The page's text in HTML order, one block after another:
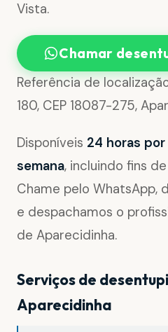
Vista.
Chamar
Referência de
180, CEP 18087-275,
Disponíveis 24 horas
semana, incluindo fins
Chame pelo WhatsApp,
e despachamos o
de Aparecidinha.
Serviços de
Aparecidinha